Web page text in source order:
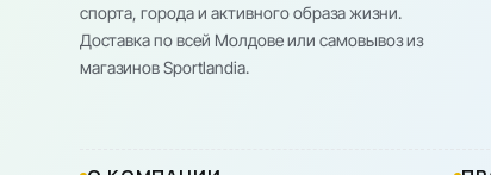
спорта, города и активного образа жизни.
Доставка по всей Молдове или самовывоз из
магазинов Sportlandia.